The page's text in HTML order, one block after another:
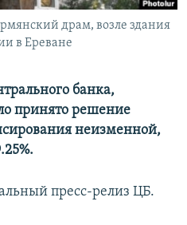
драм, возле здания
в Ереване
банка,
принято решение
неизменной,
пресс-релиз ЦБ.